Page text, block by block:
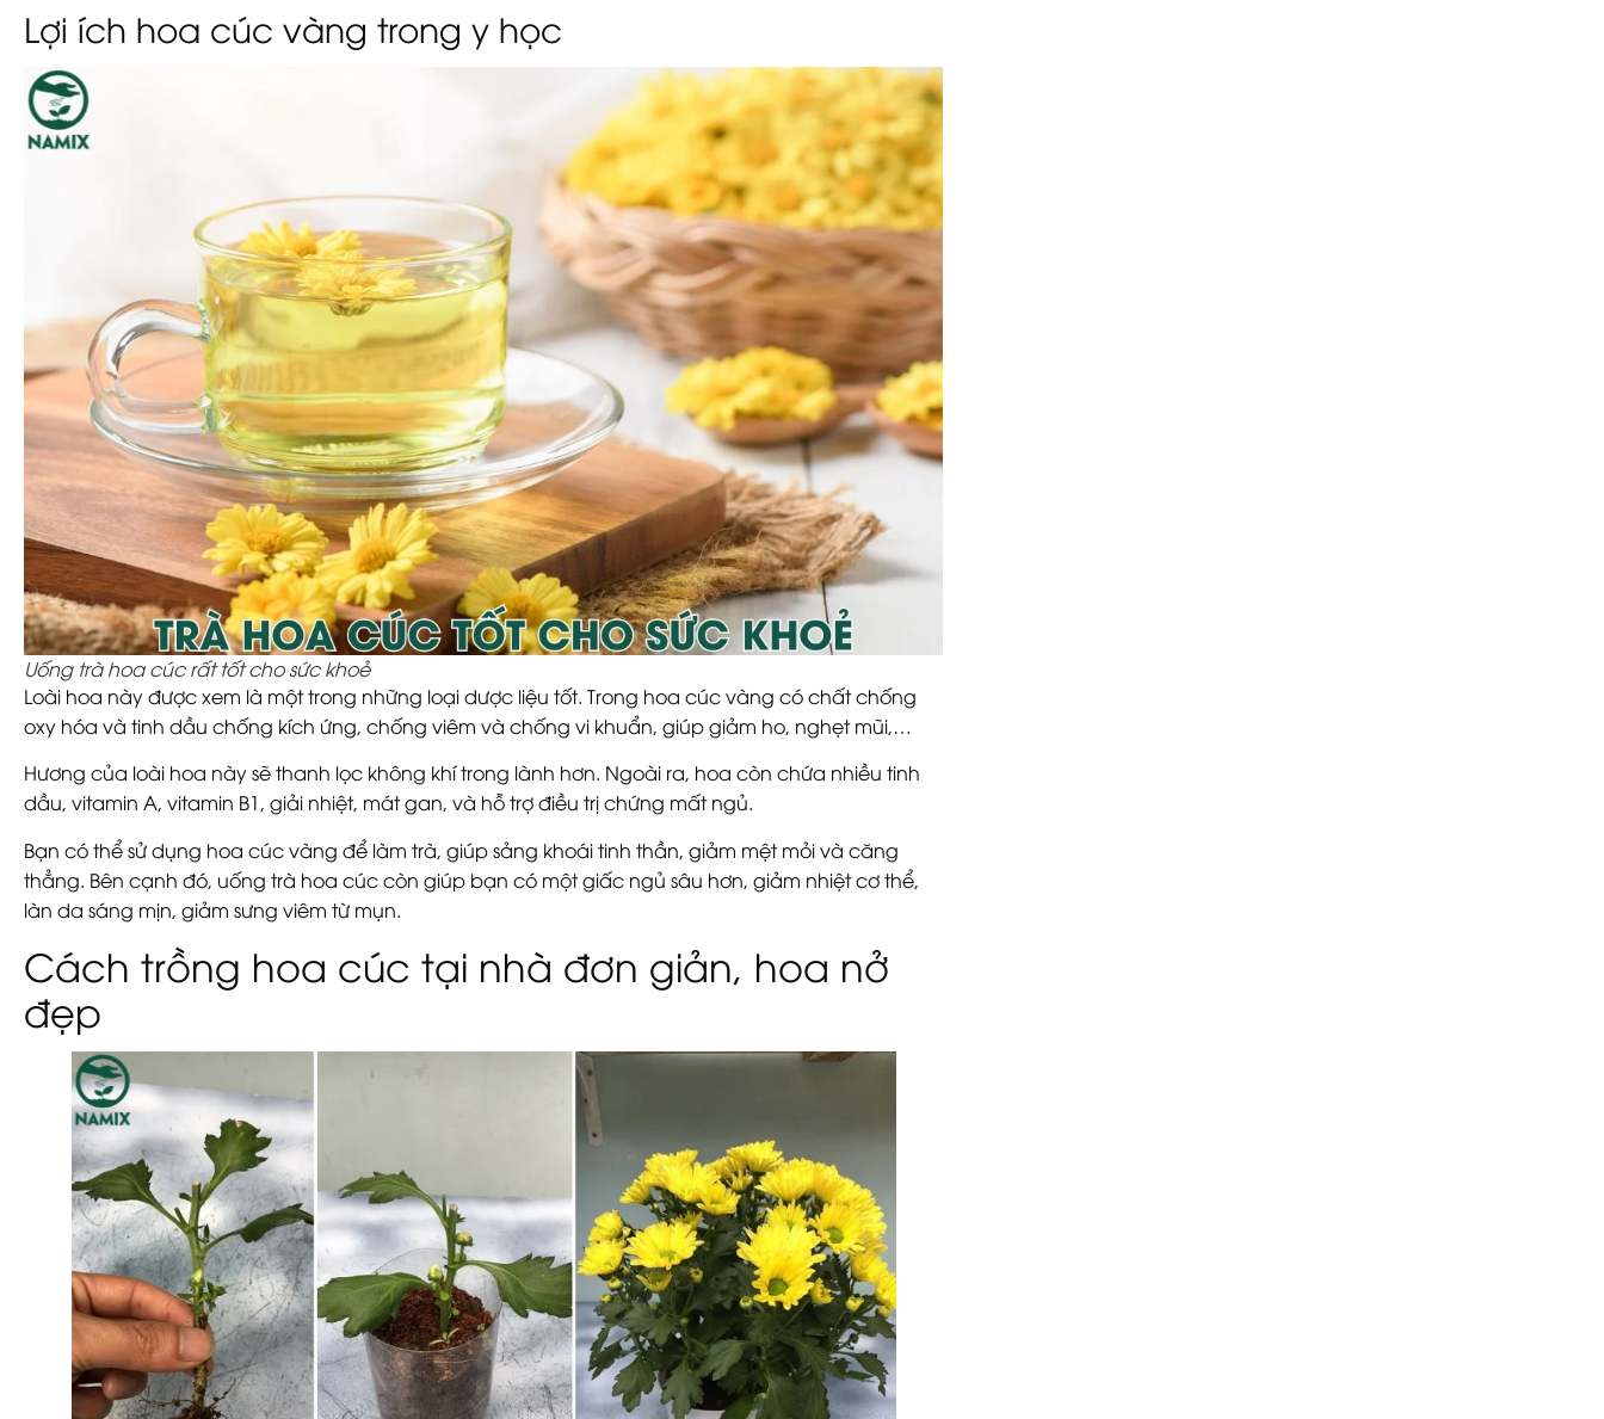
Lợi ích hoa cúc vàng trong y học
Uống trà hoa cúc rất tốt cho sức khoẻ
Loài hoa này được xem là một trong những loại dược liệu tốt. Trong hoa cúc vàng có chất chống
oxy hóa và tinh dầu chống kích ứng, chống viêm và chống vi khuẩn, giúp giảm ho, nghẹt mũi,…
Hương của loài hoa này sẽ thanh lọc không khí trong lành hơn. Ngoài ra, hoa còn chứa nhiều tinh
dầu, vitamin A, vitamin B1, giải nhiệt, mát gan, và hỗ trợ điều trị chứng mất ngủ.
Bạn có thể sử dụng hoa cúc vàng để làm trà, giúp sảng khoái tinh thần, giảm mệt mỏi và căng
thẳng. Bên cạnh đó, uống trà hoa cúc còn giúp bạn có một giấc ngủ sâu hơn, giảm nhiệt cơ thể,
làn da sáng mịn, giảm sưng viêm từ mụn.
Cách trồng hoa cúc tại nhà đơn giản, hoa nở
đẹp